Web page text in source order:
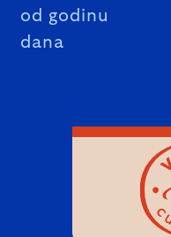
od godinu
dana